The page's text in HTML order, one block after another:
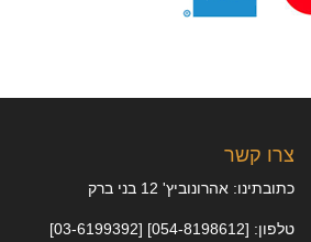
צרו קשר
כתובתינו: אהרונוביץ' 12 בני ברק
טלפון: [054-8198612] [03-6199392]